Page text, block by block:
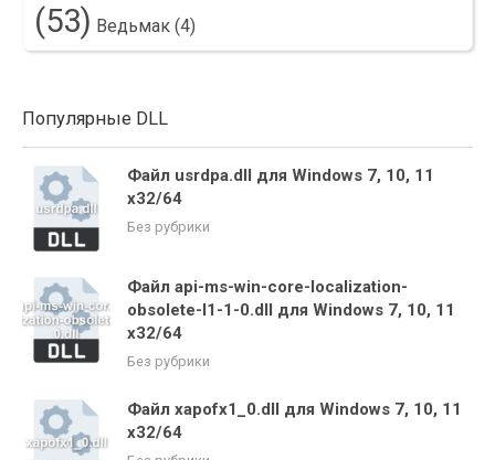
(53) Ведьмак (4)
Популярные DLL
Файл usrdpa.dll для Windows 7, 10, 11
x32/64
Без рубрики
Файл api-ms-win-core-localization-
obsolete-l1-1-0.dll для Windows 7, 10, 11
x32/64
Без рубрики
Файл xapofx1_0.dll для Windows 7, 10, 11
x32/64